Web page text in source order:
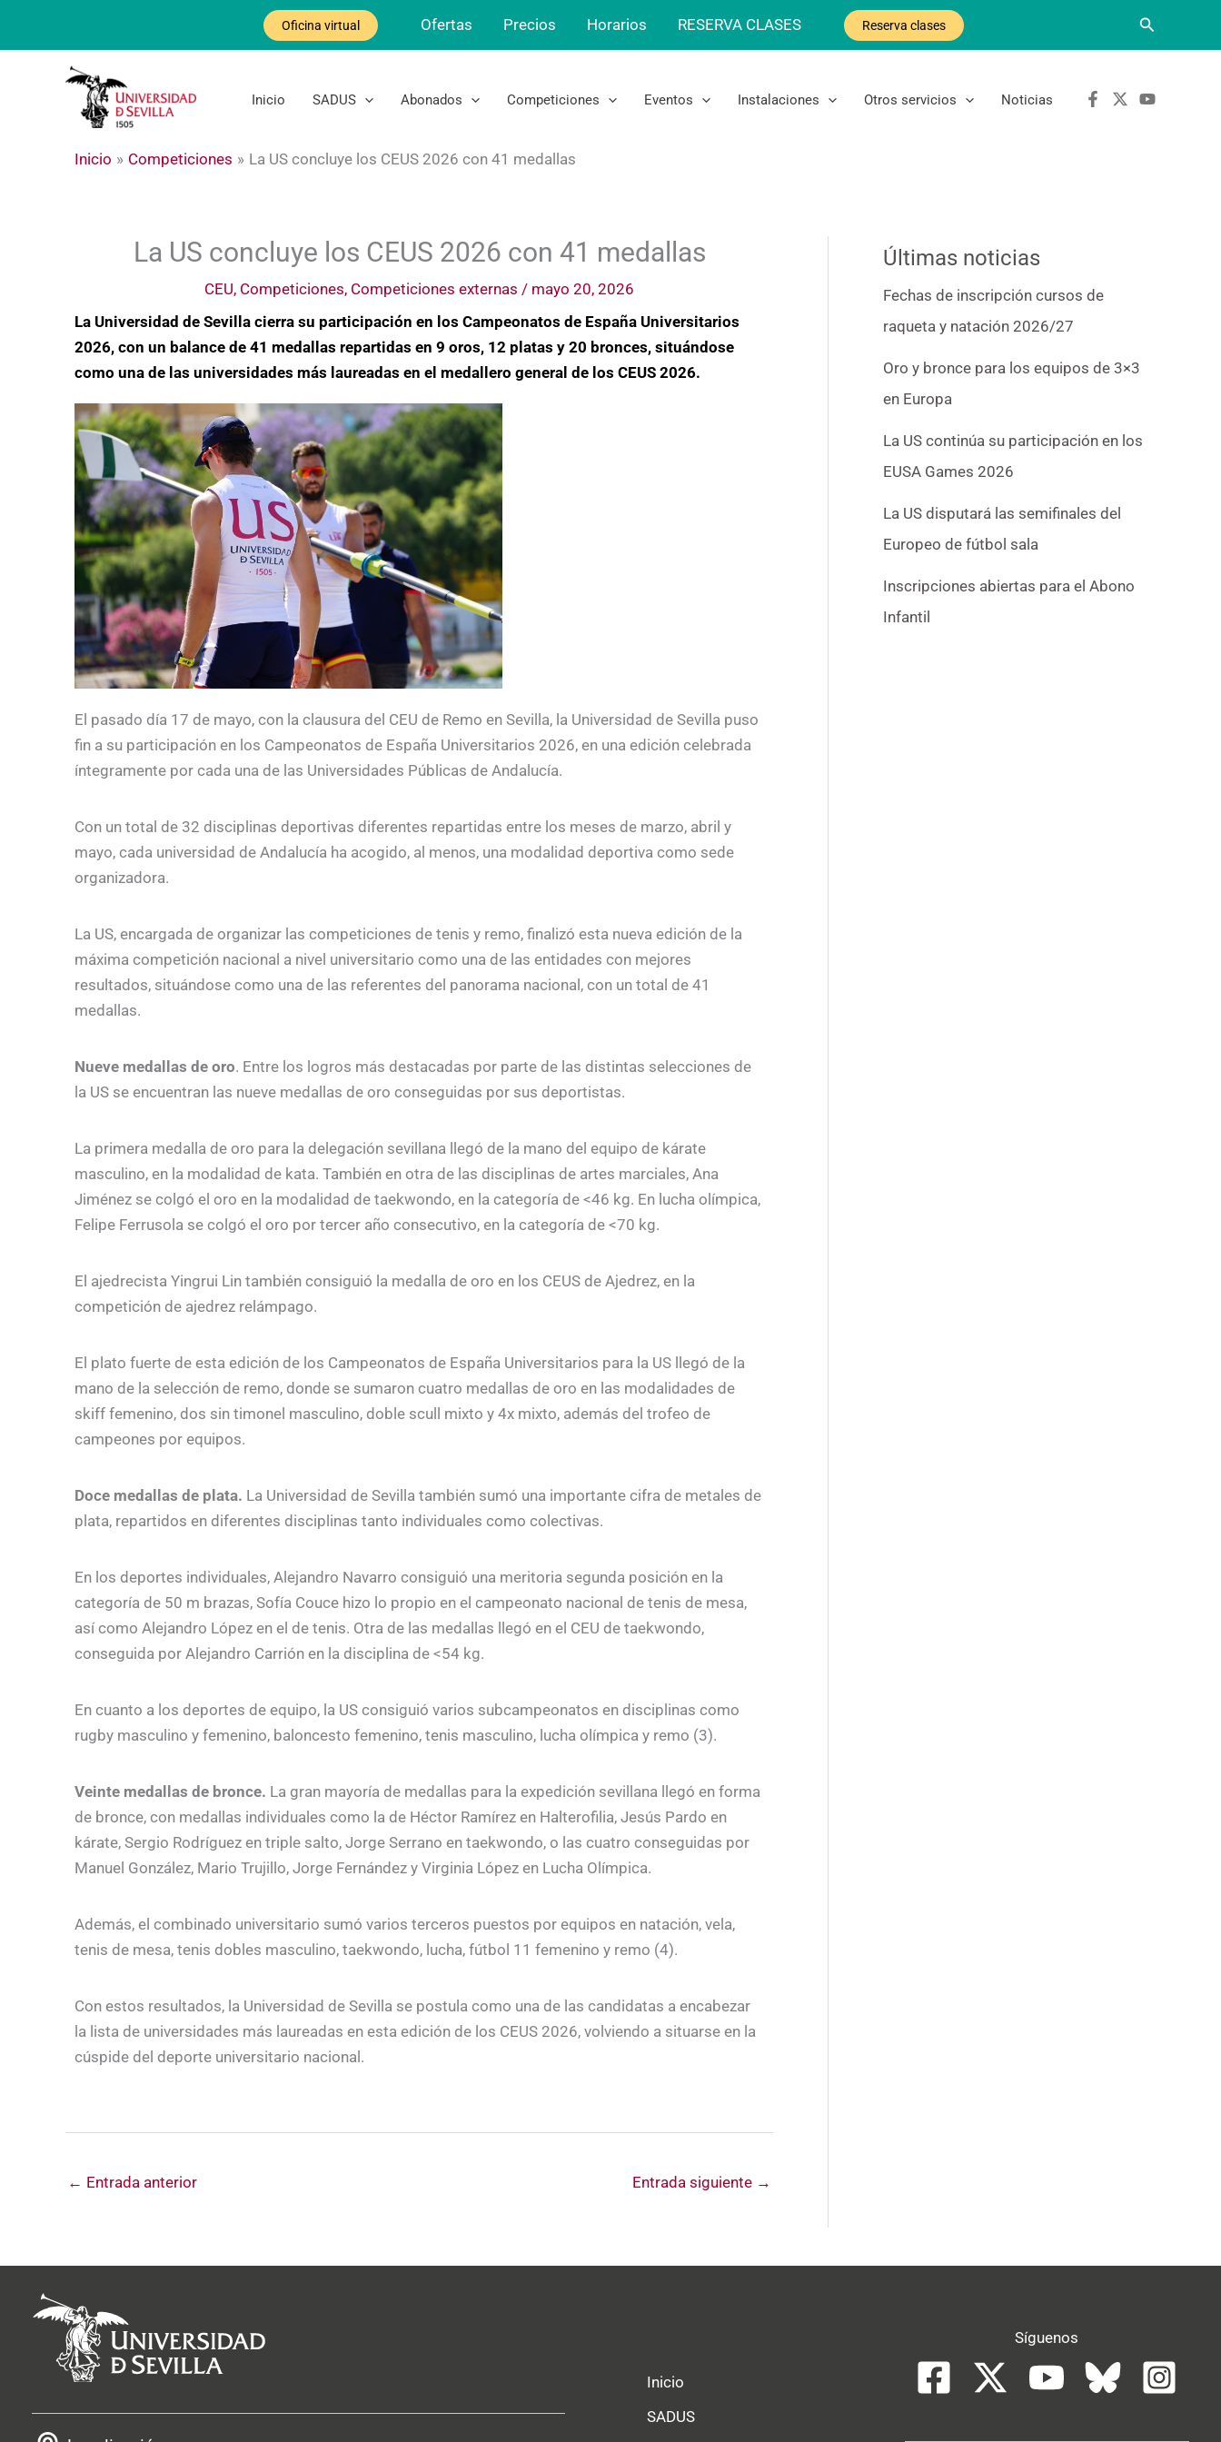
Oficina virtual Ofertas Precios Horarios RESERVA CLASES Reserva clases Buscar
Inicio SADUS Abonados Competiciones Eventos Instalaciones Otros servicios Noticias
Inicio Competiciones La US concluye los CEUS 2026 con 41 medallas
La US concluye los CEUS 2026 con 41 medallas
CEU, Competiciones, Competiciones externas / mayo 20, 2026
La Universidad de Sevilla cierra su participación en los Campeonatos de España Universitarios
2026, con un balance de 41 medallas repartidas en 9 oros, 12 platas y 20 bronces, situándose
como una de las universidades más laureadas en el medallero general de los CEUS 2026.
El pasado día 17 de mayo, con la clausura del CEU de Remo en Sevilla, la Universidad de Sevilla puso
fin a su participación en los Campeonatos de España Universitarios 2026, en una edición celebrada
íntegramente por cada una de las Universidades Públicas de Andalucía.
Con un total de 32 disciplinas deportivas diferentes repartidas entre los meses de marzo, abril y
mayo, cada universidad de Andalucía ha acogido, al menos, una modalidad deportiva como sede
organizadora.
La US, encargada de organizar las competiciones de tenis y remo, finalizó esta nueva edición de la
máxima competición nacional a nivel universitario como una de las entidades con mejores
resultados, situándose como una de las referentes del panorama nacional, con un total de 41
medallas.
Nueve medallas de oro. Entre los logros más destacadas por parte de las distintas selecciones de
la US se encuentran las nueve medallas de oro conseguidas por sus deportistas.
La primera medalla de oro para la delegación sevillana llegó de la mano del equipo de kárate
masculino, en la modalidad de kata. También en otra de las disciplinas de artes marciales, Ana
Jiménez se colgó el oro en la modalidad de taekwondo, en la categoría de <46 kg. En lucha olímpica,
Felipe Ferrusola se colgó el oro por tercer año consecutivo, en la categoría de <70 kg.
El ajedrecista Yingrui Lin también consiguió la medalla de oro en los CEUS de Ajedrez, en la
competición de ajedrez relámpago.
El plato fuerte de esta edición de los Campeonatos de España Universitarios para la US llegó de la
mano de la selección de remo, donde se sumaron cuatro medallas de oro en las modalidades de
skiff femenino, dos sin timonel masculino, doble scull mixto y 4x mixto, además del trofeo de
campeones por equipos.
Doce medallas de plata. La Universidad de Sevilla también sumó una importante cifra de metales de
plata, repartidos en diferentes disciplinas tanto individuales como colectivas.
En los deportes individuales, Alejandro Navarro consiguió una meritoria segunda posición en la
categoría de 50 m brazas, Sofía Couce hizo lo propio en el campeonato nacional de tenis de mesa,
así como Alejandro López en el de tenis. Otra de las medallas llegó en el CEU de taekwondo,
conseguida por Alejandro Carrión en la disciplina de <54 kg.
En cuanto a los deportes de equipo, la US consiguió varios subcampeonatos en disciplinas como
rugby masculino y femenino, baloncesto femenino, tenis masculino, lucha olímpica y remo (3).
Veinte medallas de bronce. La gran mayoría de medallas para la expedición sevillana llegó en forma
de bronce, con medallas individuales como la de Héctor Ramírez en Halterofilia, Jesús Pardo en
kárate, Sergio Rodríguez en triple salto, Jorge Serrano en taekwondo, o las cuatro conseguidas por
Manuel González, Mario Trujillo, Jorge Fernández y Virginia López en Lucha Olímpica.
Además, el combinado universitario sumó varios terceros puestos por equipos en natación, vela,
tenis de mesa, tenis dobles masculino, taekwondo, lucha, fútbol 11 femenino y remo (4).
Con estos resultados, la Universidad de Sevilla se postula como una de las candidatas a encabezar
la lista de universidades más laureadas en esta edición de los CEUS 2026, volviendo a situarse en la
cúspide del deporte universitario nacional.
← Entrada anterior Entrada siguiente →
Últimas noticias
Fechas de inscripción cursos de
raqueta y natación 2026/27
Oro y bronce para los equipos de 3×3
en Europa
La US continúa su participación en los
EUSA Games 2026
La US disputará las semifinales del
Europeo de fútbol sala
Inscripciones abiertas para el Abono
Infantil
Inicio
SADUS
Síguenos